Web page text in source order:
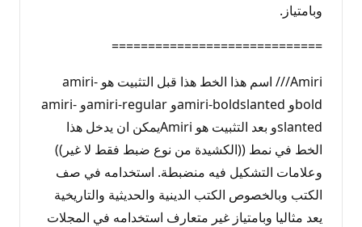
وبامتياز.
=============================
Amiri/// اسم هذا الخط هذا قبل التثبيت هو amiri-
boldو amiri-boldslantedو amiri-regularو amiri-
slantedو بعد التثبيت هو Amiriيمكن ان يدخل هذا
الخط في نمط ((الكشيدة من نوع ضبط فقط لا غير))
وعلامات التشكيل فيه منضبطة. استخدامه في صف
الكتب وبالخصوص الكتب الدينية والحديثية والتاريخية
يعد مثاليا وبامتياز غير متعارف استخدامه في المجلات